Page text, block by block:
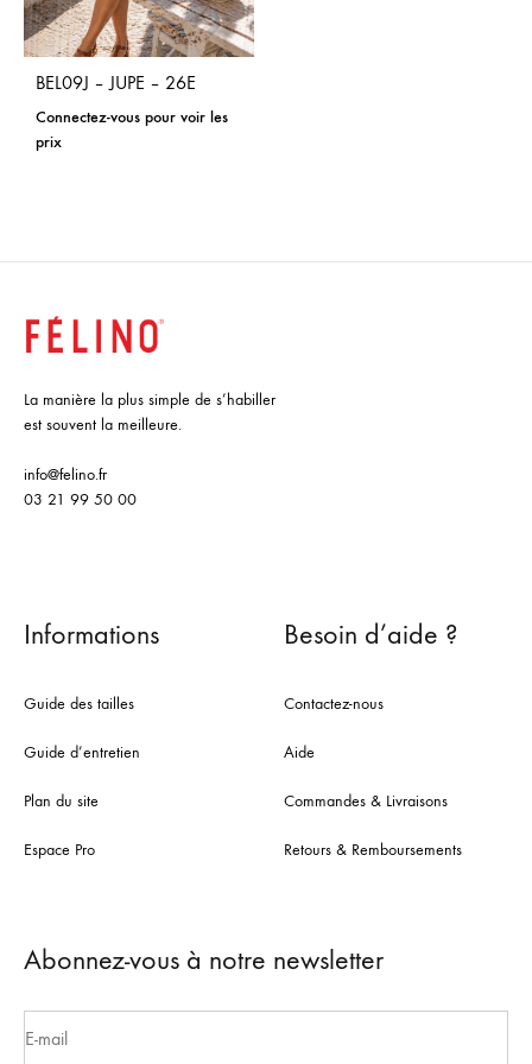
BEL09J – JUPE – 26E
Connectez-vous pour voir les
prix
La manière la plus simple de s’habiller
est souvent la meilleure.
info@felino.fr
03 21 99 50 00
Informations
Guide des tailles
Guide d’entretien
Plan du site
Espace Pro
Besoin d’aide ?
Contactez-nous
Aide
Commandes & Livraisons
Retours & Remboursements
Abonnez-vous à notre newsletter